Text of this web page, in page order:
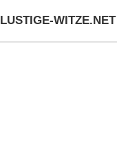
LUSTIGE-WITZE.NET